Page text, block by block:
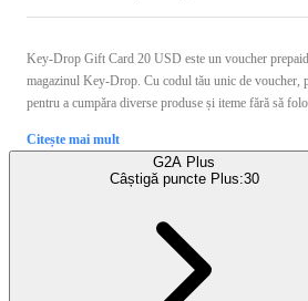
Key-Drop Gift Card 20 USD este un voucher
magazinul Key-Drop. Cu codul tău unic de voucher,
pentru a cumpăra diverse produse și iteme fără să
Citește mai mult
G2A Plus
Câștigă puncte Plus:30